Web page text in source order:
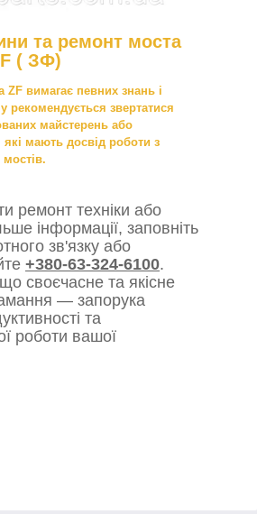
та ремонт моста
( ЗФ)
ZF вимагає певних знань і
рекомендується звертатися
майстерень або
які мають досвід роботи з
ремонт техніки або
інформації, заповніть
зв'язку або
+380-63-324-6100.
своєчасне та якісне
— запорука
та
роботи вашої